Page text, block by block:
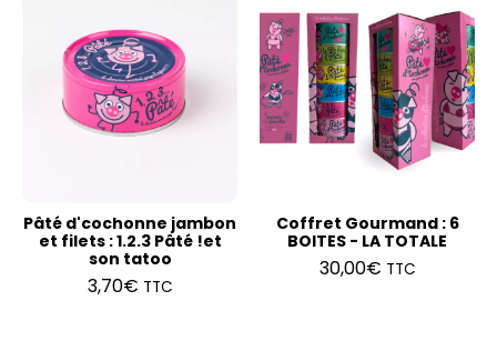
Pâté d'cochonne jambon
et filets : 1.2.3 Pâté !et
son tatoo
3,70€ TTC
Coffret Gourmand : 6
BOITES - LA TOTALE
30,00€ TTC